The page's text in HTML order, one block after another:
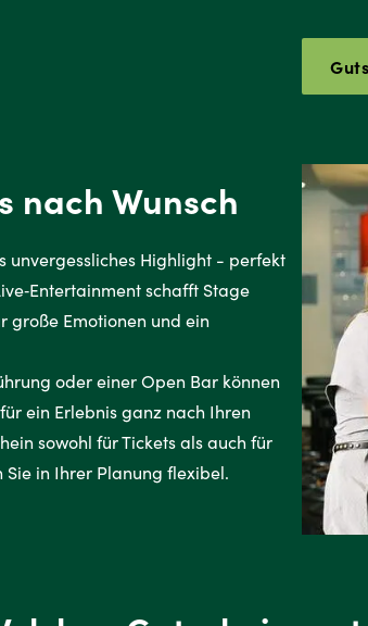
nach Wunsch
unvergessliches Highlight - perfekt
schafft Stage
große Emotionen und ein
oder einer Open Bar können
ein Erlebnis ganz nach Ihren
sowohl für Tickets als auch für
in Ihrer Planung flexibel.